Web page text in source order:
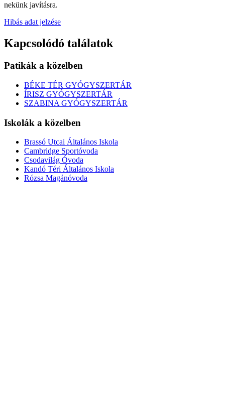
nekünk javításra.
Hibás adat jelzése
Kapcsolódó találatok
Patikák a közelben
BÉKE TÉR GYÓGYSZERTÁR
ÍRISZ GYÓGYSZERTÁR
SZABINA GYÓGYSZERTÁR
Iskolák a közelben
Brassó Utcai Általános Iskola
Cambridge Sportóvoda
Csodavilág Óvoda
Kandó Téri Általános Iskola
Rózsa Magánóvoda